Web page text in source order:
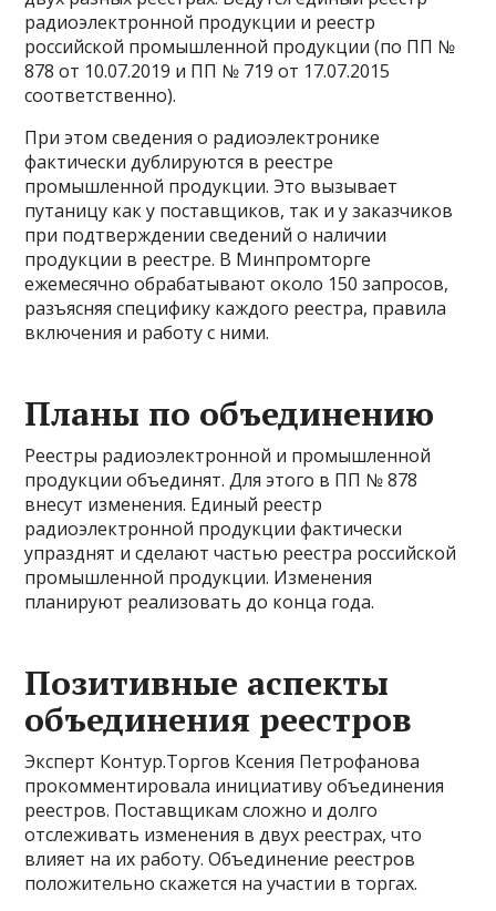
радиоэлектронной продукции и реестр
российской промышленной продукции (по ПП №
878 от 10.07.2019 и ПП № 719 от 17.07.2015
соответственно).
При этом сведения о радиоэлектронике
фактически дублируются в реестре
промышленной продукции. Это вызывает
путаницу как у поставщиков, так и у заказчиков
при подтверждении сведений о наличии
продукции в реестре. В Минпромторге
ежемесячно обрабатывают около 150 запросов,
разъясняя специфику каждого реестра, правила
включения и работу с ними.
Планы по объединению
Реестры радиоэлектронной и промышленной
продукции объединят. Для этого в ПП № 878
внесут изменения. Единый реестр
радиоэлектронной продукции фактически
упразднят и сделают частью реестра российской
промышленной продукции. Изменения
планируют реализовать до конца года.
Позитивные аспекты
объединения реестров
Эксперт Контур.Торгов Ксения Петрофанова
прокомментировала инициативу объединения
реестров. Поставщикам сложно и долго
отслеживать изменения в двух реестрах, что
влияет на их работу. Объединение реестров
положительно скажется на участии в торгах.